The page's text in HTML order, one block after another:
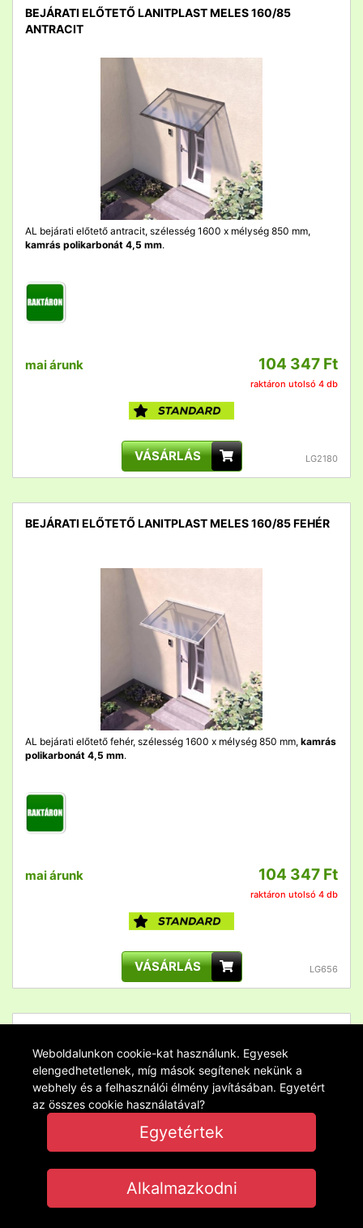
Weboldalunkon cookie-kat használunk. Egyesek
elengedhetetlenek, míg mások segítenek nekünk a
webhely és a felhasználói élmény javításában. Egyetért
az összes cookie használatával?
Egyetértek
Alkalmazkodni
BEJÁRATI ELŐTETŐ LANITPLAST MELES 160/85
ANTRACIT
AL bejárati előtető antracit, szélesség 1600 x mélység 850 mm,
kamrás polikarbonát 4,5 mm.
mai árunk 104 347 Ft
raktáron utolsó 4 db
VÁSÁRLÁS LG2180
BEJÁRATI ELŐTETŐ LANITPLAST MELES 160/85 FEHÉR
AL bejárati előtető fehér, szélesség 1600 x mélység 850 mm, kamrás
polikarbonát 4,5 mm.
mai árunk 104 347 Ft
raktáron utolsó 4 db
VÁSÁRLÁS LG656
detail